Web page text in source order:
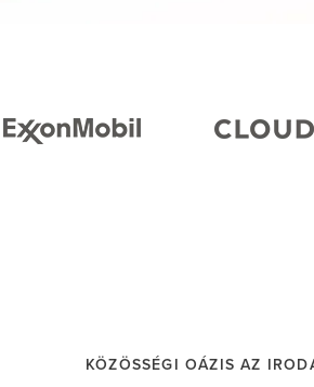
KÖZÖSSÉGI OÁZIS AZ